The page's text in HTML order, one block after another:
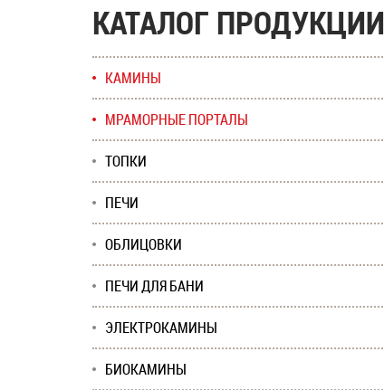
КАТАЛОГ ПРОДУКЦИИ
КАМИНЫ
МРАМОРНЫЕ ПОРТАЛЫ
ТОПКИ
ПЕЧИ
ОБЛИЦОВКИ
ПЕЧИ ДЛЯ БАНИ
ЭЛЕКТРОКАМИНЫ
БИОКАМИНЫ